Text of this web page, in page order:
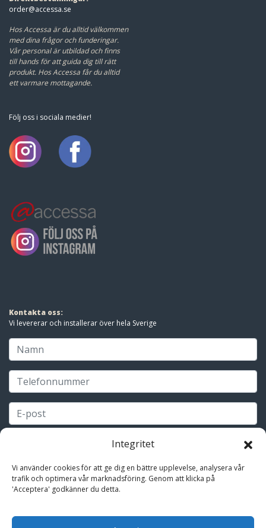
Integritet
Vi använder cookies för att ge dig en bättre upplevelse, analysera vår
trafik och optimera vår marknadsföring. Genom att klicka på
'Acceptera' godkänner du detta.
order@accessa.se
Hos Accessa är du alltid välkommen
med dina frågor och funderingar.
Vår personal är utbildad och finns
till hands för att guida dig till rätt
produkt. Hos Accessa får du alltid
ett varmare mottagande.
Följ oss i sociala medier!
Kontakta oss:
Vi levererar och installerar över hela Sverige